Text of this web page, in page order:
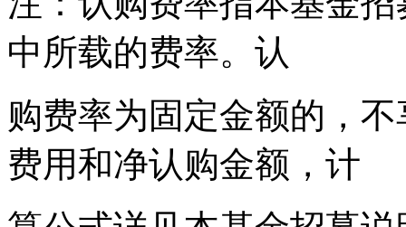
中所载的费率。认
购费率为固定金额的，
费用和净认购金额，计